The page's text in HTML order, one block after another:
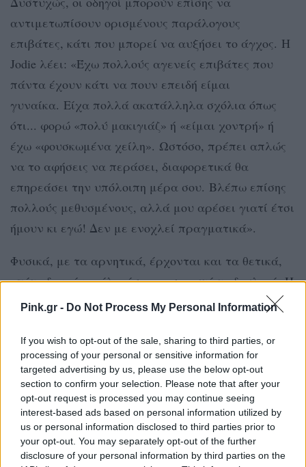
Pink.gr - Do Not Process My Personal Information
If you wish to opt-out of the sale, sharing to third parties, or
processing of your personal or sensitive information for
targeted advertising by us, please use the below opt-out
section to confirm your selection. Please note that after your
opt-out request is processed you may continue seeing
interest-based ads based on personal information utilized by
us or personal information disclosed to third parties prior to
your opt-out. You may separately opt-out of the further
disclosure of your personal information by third parties on the
αντιμετωπίσουν ορισμένους παράλογους
επιβάτες, κάτι που μπορεί να αυξήσει το άγχος. Η
Jodie λέει: «Έχω πολλούς αγενείς επιβάτες που
πάντα έχουν κάτι να πουν επειδή είμαι
γυναίκα. Είχα πολλά ακατάλληλα σχόλια όπως
ότι... φορώ «πολύ μακιγιάζ» ή «είμαι χοντρή» ή
έχω «φουσκωμένα χείλη». Ωστόσο, πρέπει απλώς
να το αφήσεις να περάσει, διαφορετικά θα
επηρεάσει την υπόλοιπη μέρα σου. Βλέπω επίσης
πολλούς μεθυσμένους, αλλά μου αρέσει γιατί έτσι
ήμουν κι εγώ! Δεν με ενοχλεί πραγματικά».
Φυσικά, με τα αρνητικά, έρχονται και τα θετικά,
οπότε δεν είναι όλα άσχημα σε αυτή τη δουλειά. Η
Jodie λέει: «Η καλύτερη εμπειρία που είχα με
το λεωφορείο μου κάθε μέρα και μετά για
ευχαριστώ, μου έδωσε ένα δώρο που ήταν ένα
μικρό σετ κρασιού – από τότε είμαστε οι
καλύτεροι φίλοι».
Το να είσαι οδηγός λεωφορείου προφανώς δεν
είναι η τυπική δουλειά 9-5 , κάτι που μπορεί να